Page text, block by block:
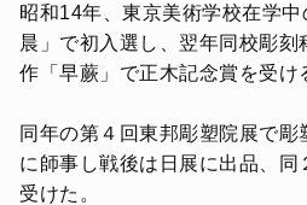
昭和14年、東京美術学校在学
晨」で初入選し、翌年同校彫刻
作「早蕨」で正木記念賞を受け
同年の第４回東邦彫塑院展で彫
に師事し戦後は日展に出品、同
受けた。